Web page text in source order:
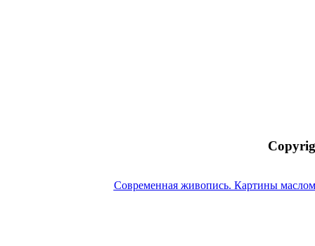
Современная живопись. Картины